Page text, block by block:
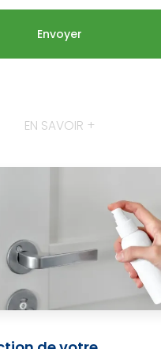
EN SAVOIR +